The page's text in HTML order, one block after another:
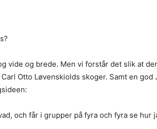
vide og brede. Men vi forstår det slik at
Otto Løvenskiolds skoger. Samt en god
och får i grupper på fyra och fyra se hur